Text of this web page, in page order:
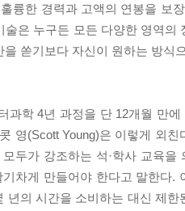
륭한 경력과 고액의 연봉을 보
은 누구든 모든 다양한 영역
쏟기보다 자신이 원하는 방
과학 4년 과정을 단 12개월 만
영(Scott Young)은 이렇게 외
두가 강조하는 석·학사 교육
차게 만들어야 한다고 말한다.
년의 시간을 소비하는 대신 제